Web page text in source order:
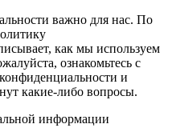
важно для нас. По
как мы используем
ознакомьтесь с
и
какие-либо вопросы.
информации